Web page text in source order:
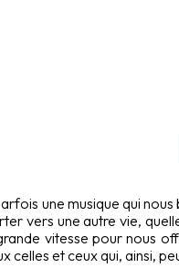
une musique qui
vers une autre vie,
vitesse pour nous
celles et ceux qui, ainsi,